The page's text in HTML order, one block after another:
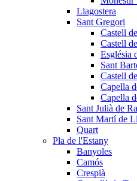
Llagostera
Sant Gregori
Castell
Castell
Església
Sant
Castell
Capella
Capella
Sant Julià de
Sant Martí de
Quart
Pla de l'Estany
Banyoles
Camós
Crespià